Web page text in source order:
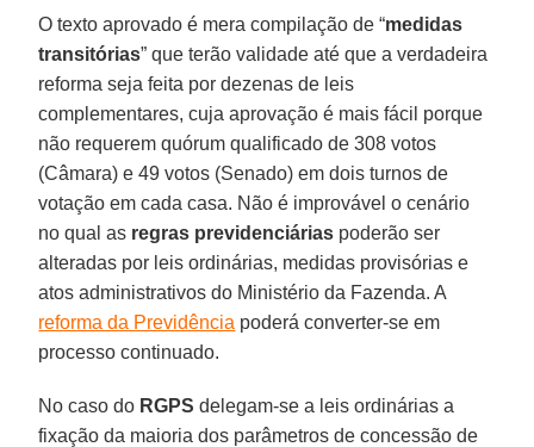
O texto aprovado é mera compilação de “medidas
transitórias” que terão validade até que a verdadeira
reforma seja feita por dezenas de leis
complementares, cuja aprovação é mais fácil porque
não requerem quórum qualificado de 308 votos
(Câmara) e 49 votos (Senado) em dois turnos de
votação em cada casa. Não é improvável o cenário
no qual as regras previdenciárias poderão ser
alteradas por leis ordinárias, medidas provisórias e
atos administrativos do Ministério da Fazenda. A
reforma da Previdência poderá converter-se em
processo continuado.
No caso do RGPS delegam-se a leis ordinárias a
fixação da maioria dos parâmetros de concessão de